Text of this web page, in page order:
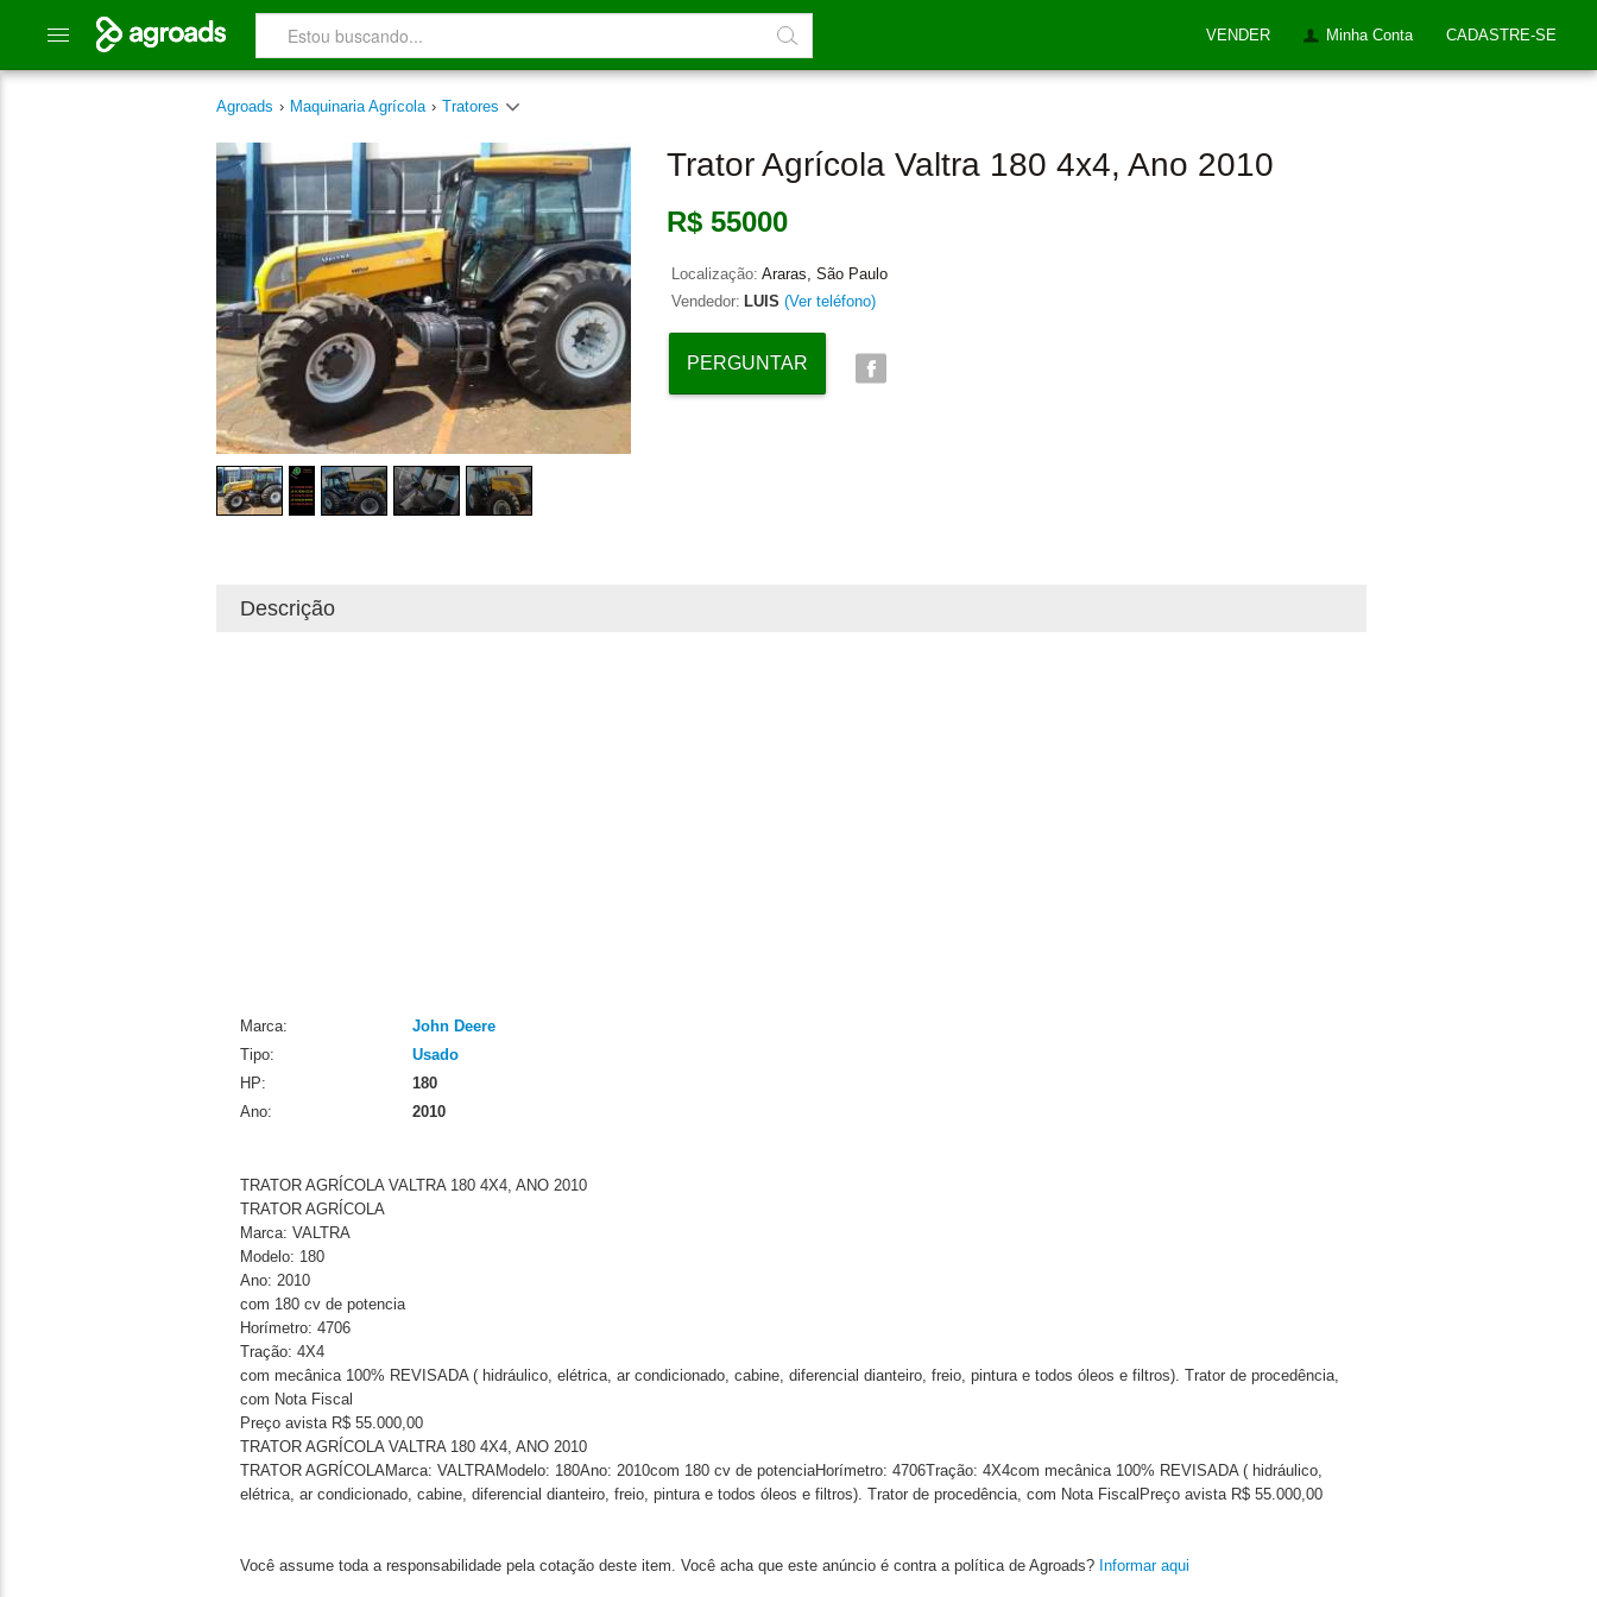
VENDER Minha Conta CADASTRE-SE
Agroads › Maquinaria Agrícola › Tratores
Trator Agrícola Valtra 180 4x4, Ano 2010
R$ 55000
Localização: Araras, São Paulo
Vendedor: LUIS (Ver teléfono)
PERGUNTAR
Descrição
Marca:
John Deere
Tipo:
Usado
HP:
180
Ano:
2010
TRATOR AGRÍCOLA VALTRA 180 4X4, ANO 2010
TRATOR AGRÍCOLA
Marca: VALTRA
Modelo: 180
Ano: 2010
com 180 cv de potencia
Horímetro: 4706
Tração: 4X4
com mecânica 100% REVISADA ( hidráulico, elétrica, ar condicionado, cabine, diferencial dianteiro, freio, pintura e todos óleos e filtros). Trator de procedência,
com Nota Fiscal
Preço avista R$ 55.000,00
TRATOR AGRÍCOLA VALTRA 180 4X4, ANO 2010
TRATOR AGRÍCOLAMarca: VALTRAModelo: 180Ano: 2010com 180 cv de potenciaHorímetro: 4706Tração: 4X4com mecânica 100% REVISADA ( hidráulico,
elétrica, ar condicionado, cabine, diferencial dianteiro, freio, pintura e todos óleos e filtros). Trator de procedência, com Nota FiscalPreço avista R$ 55.000,00
Você assume toda a responsabilidade pela cotação deste item. Você acha que este anúncio é contra a política de Agroads? Informar aqui